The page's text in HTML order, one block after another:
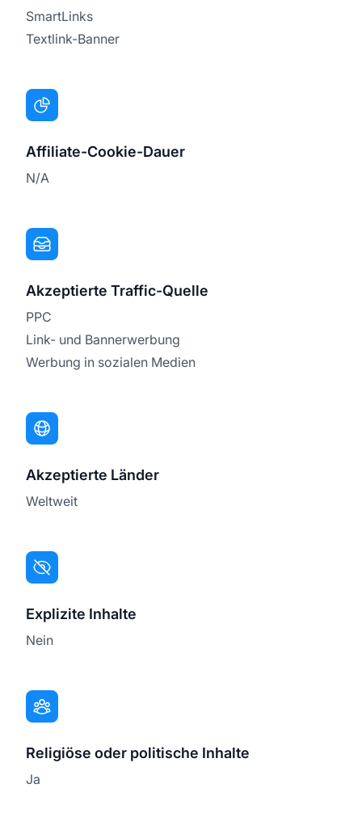
SmartLinks
Textlink-Banner
Affiliate-Cookie-Dauer
N/A
Akzeptierte Traffic-Quelle
PPC
Link- und Bannerwerbung
Werbung in sozialen Medien
Akzeptierte Länder
Weltweit
Explizite Inhalte
Nein
Religiöse oder politische Inhalte
Ja